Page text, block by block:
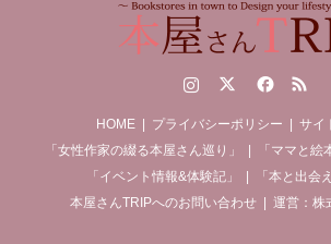
RSS
HOME プライバシーポリシー
サイ
「女性作家の綴る本屋さん巡り」
「ママと絵
「イベント情報&体験記」
「本と出会
本屋さんTRIPへのお問い合わせ
運営：株